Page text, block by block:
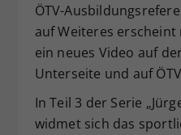
ÖTV-
auf Weiteres erscheint
ein neues Video auf
Unterseite und auf
In Teil 3 der Serie
widmet sich das